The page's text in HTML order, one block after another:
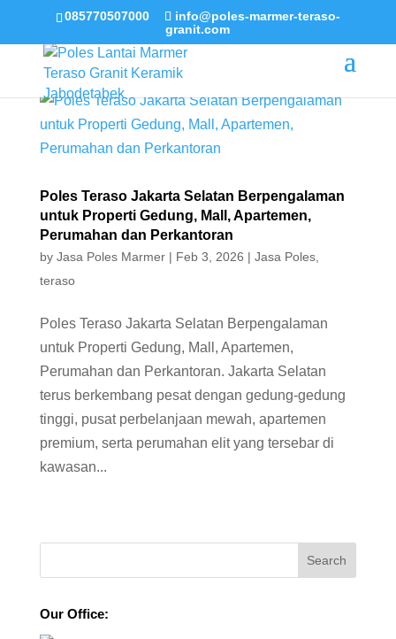
085770507000
info@poles-marmer-teraso-
granit.com
Poles Teraso Jakarta Selatan Berpengalaman
untuk Properti Gedung, Mall, Apartemen,
Perumahan dan Perkantoran
by Jasa Poles Marmer| Feb 3, 2026 | Jasa Poles,
teraso
Poles Teraso Jakarta Selatan Berpengalaman
untuk Properti Gedung, Mall, Apartemen,
Perumahan dan Perkantoran. Jakarta Selatan
terus berkembang pesat dengan gedung-gedung
tinggi, pusat perbelanjaan mewah, apartemen
premium, serta perumahan elit yang tersebar di
kawasan...
Our Office: